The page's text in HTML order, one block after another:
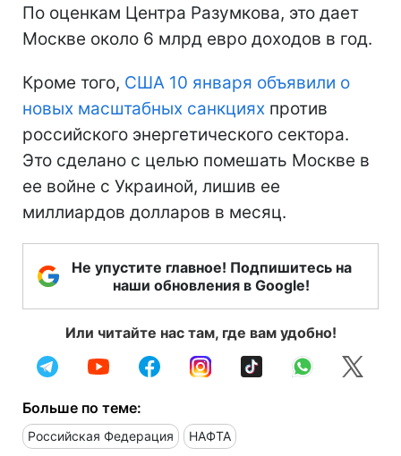
По оценкам Центра Разумкова, это дает
Москве около 6 млрд евро доходов в год.
Кроме того, США 10 января объявили о
новых масштабных санкциях против
российского энергетического сектора.
Это сделано с целью помешать Москве в
ее войне с Украиной, лишив ее
миллиардов долларов в месяц.
Не упустите главное! Подпишитесь на
наши обновления в Google!
Или читайте нас там, где вам удобно!
Больше по теме:
Российская Федерация НАФТА